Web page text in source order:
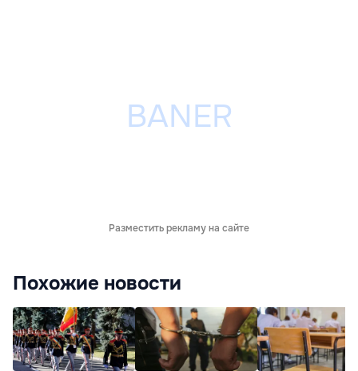
Разместить рекламу на сайте
Похожие новости